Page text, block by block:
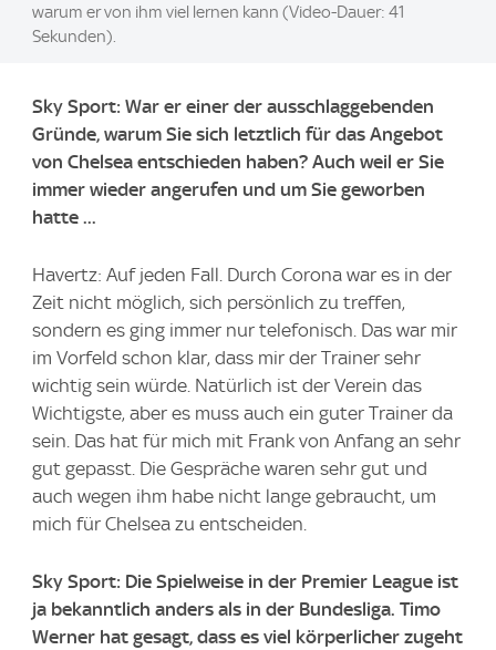
warum er von ihm viel lernen kann (Video-Dauer: 41
Sekunden).
Sky Sport: War er einer der ausschlaggebenden
Gründe, warum Sie sich letztlich für das Angebot
von Chelsea entschieden haben? Auch weil er Sie
immer wieder angerufen und um Sie geworben
hatte ...
Havertz: Auf jeden Fall. Durch Corona war es in der
Zeit nicht möglich, sich persönlich zu treffen,
sondern es ging immer nur telefonisch. Das war mir
im Vorfeld schon klar, dass mir der Trainer sehr
wichtig sein würde. Natürlich ist der Verein das
Wichtigste, aber es muss auch ein guter Trainer da
sein. Das hat für mich mit Frank von Anfang an sehr
gut gepasst. Die Gespräche waren sehr gut und
auch wegen ihm habe nicht lange gebraucht, um
mich für Chelsea zu entscheiden.
Sky Sport: Die Spielweise in der Premier League ist
ja bekanntlich anders als in der Bundesliga. Timo
Werner hat gesagt, dass es viel körperlicher zugeht